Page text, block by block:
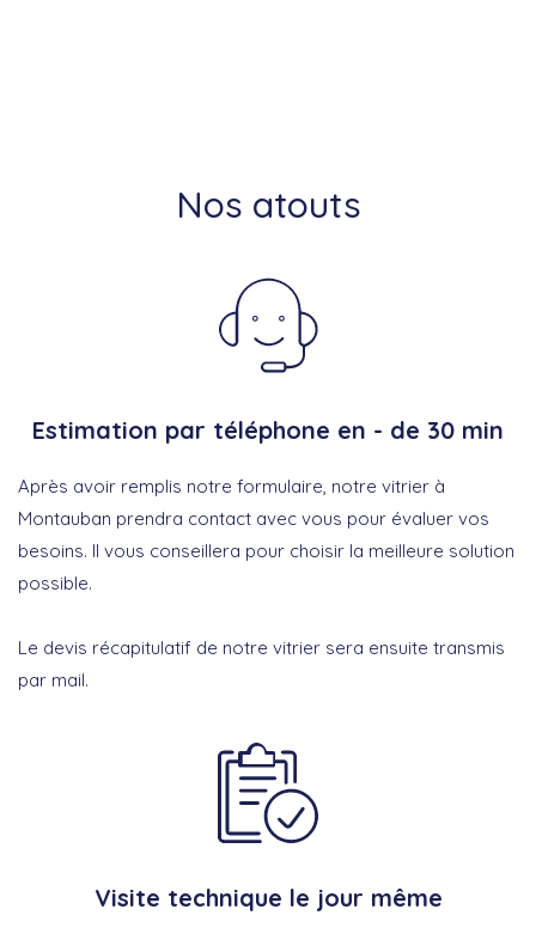
Nos atouts
Estimation par téléphone en - de 30 min
Après avoir remplis notre formulaire, notre vitrier à
Montauban prendra contact avec vous pour évaluer vos
besoins. Il vous conseillera pour choisir la meilleure solution
possible.
Le devis récapitulatif de notre vitrier sera ensuite transmis
par mail.
Visite technique le jour même